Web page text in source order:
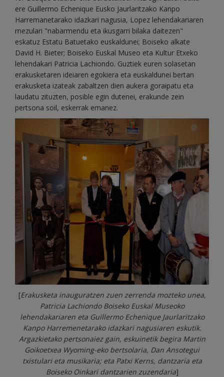
ere Guillermo Echenique Eusko Jaurlaritzako Kanpo
Harremanetarako idazkari nagusia, Lopez lehendakariaren
mezulari "nabarmendu eta ikusgarri bilaka daitezen"
eskatuz Estatu Batuetako euskaldunei; Boiseko alkate
David H. Bieter; Boiseko Euskal Museo eta Kultur Etxeko
lehendakari Patricia Lachiondo. Guztiek euren solasetan
erakusketaren ideiaren egokiera eta euskaldunei bertan
erakusketa izateak zabaltzen dien aukera goraipatu eta
laudatu zituzten, posible egin dutenei, erakunde zein
pertsona soil, eskerrak emanez.
[Erakusketa inauguratzen zuen zerrenda mozteko unea,
Patricia Lachiondo Boiseko Euskal Museoko
lehendakariaren eta Guillermo Echenique Jaurlaritzako
Kanpo Harremenetarako idazkari nagusiaren eskutik.
Argazkietako pertsonaiez gain, eskuinetik begira Martin
Goikoetxea Wyoming-eko bertsolaria, Dan Ansotegui
txistulari eta musikaria; eta Patxi Kerns, dantzaria eta
Boiseko Oinkari dantzarien zuzendaria]